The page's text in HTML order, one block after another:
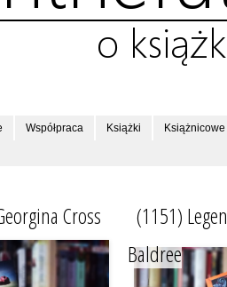
Współpraca Książki
Cross
(1151)
Baldree